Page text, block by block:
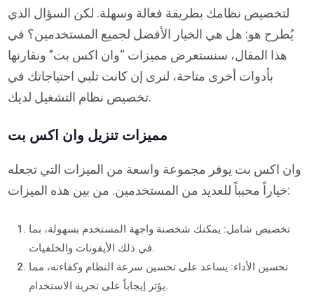
لتخصيص نظامك بطريقة فعالة وسهلة. لكن السؤال الذي
يُطرح هو: هل هي الخيار الأفضل لجميع المستخدمين؟ في
هذا المقال، سنستعرض مميزات “وان اكس بت” ونقارنها
بأدوات أخرى متاحة، لنرى إن كانت تلبي احتياجاتك في
تخصيص نظام التشغيل لديك.
مميزات تنزيل وان اكس بت
وان اكس بت يوفر مجموعة واسعة من الميزات التي تجعله
خياراً محبباً للعديد من المستخدمين. من بين هذه الميزات:
تخصيص شامل: يمكنك شخصنة واجهة المستخدم بسهولة، بما
في ذلك الأيقونات والخلفيات.
تحسين الأداء: يساعد على تحسين سرعة النظام وكفاءته، مما
يؤثر إيجاباً على تجربة الاستخدام.